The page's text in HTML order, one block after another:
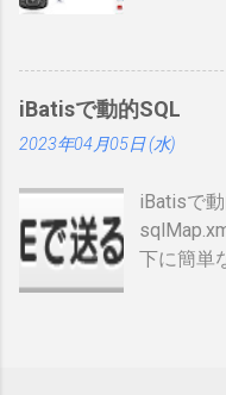
てしま
りします
https://
※登録番
す。 ※
いです 裏
録証を返
した。維
るので
すが、
ためしに
せんでし
からしか
大きな進
注目をし
て、動
iBatisで動的SQL
2023年04月05日 (水)
iBatisで
下に簡単